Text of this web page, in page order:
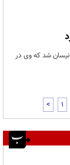
نیسان شد که وی در
< 1